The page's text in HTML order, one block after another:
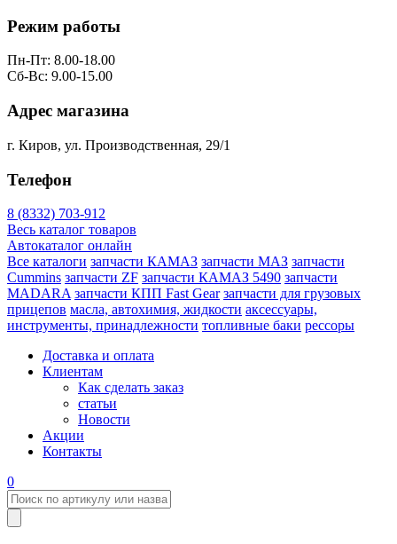
Режим работы
Пн-Пт: 8.00-18.00
Сб-Вс: 9.00-15.00
Адрес магазина
г. Киров, ул. Производственная, 29/1
Телефон
8 (8332) 703-912
Весь каталог товаров
Автокаталог онлайн
Все каталоги запчасти КАМАЗ запчасти МАЗ запчасти
Cummins запчасти ZF запчасти КАМАЗ 5490 запчасти
MADARA запчасти КПП Fast Gear запчасти для грузовых
прицепов масла, автохимия, жидкости аксессуары,
инструменты, принадлежности топливные баки рессоры
Доставка и оплата
Клиентам
Как сделать заказ
статьи
Новости
Акции
Контакты
0